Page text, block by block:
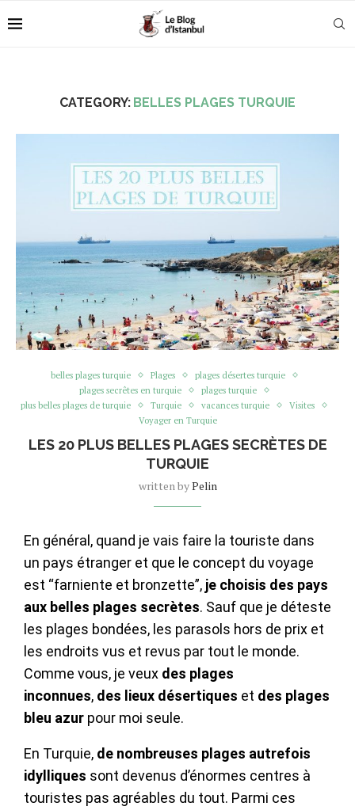
CATEGORY: BELLES PLAGES TURQUIE
belles plages turquie Plages
plages désertes turquie
plages secrêtes en turquie
plages turquie
plus belles plages de turquie
Turquie vacances turquie
Visites
Voyager en Turquie
LES 20 PLUS BELLES PLAGES SECRÈTES DE
TURQUIE
written byPelin
En général, quand je vais faire la touriste dans
un pays étranger et que le concept du voyage
est “farniente et bronzette”, je choisis des pays
aux belles plages secrètes. Sauf que je déteste
les plages bondées, les parasols hors de prix et
les endroits vus et revus par tout le monde.
Comme vous, je veux des plages
inconnues, des lieux désertiques et des plages
bleu azur pour moi seule.
En Turquie, de nombreuses plages autrefois
idylliques sont devenus d’énormes centres à
touristes pas agréables du tout. Parmi ces